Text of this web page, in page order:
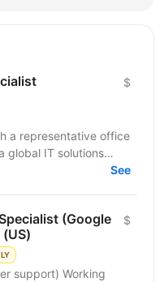
$
a representative office
global IT solutions
Group. We...
See
(Google
$
support) Working